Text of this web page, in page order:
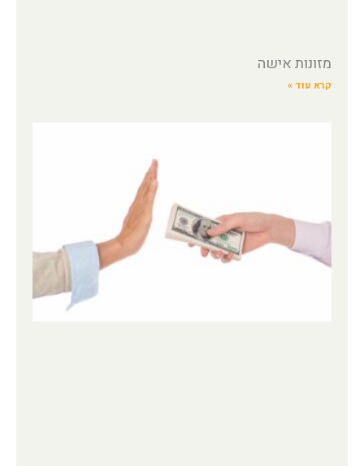
מזונות אישה
קרא עוד »